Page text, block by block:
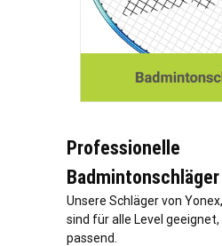
Professionelle
Badmintonschläger
Unsere Schläger von
sind für alle Level
passend.